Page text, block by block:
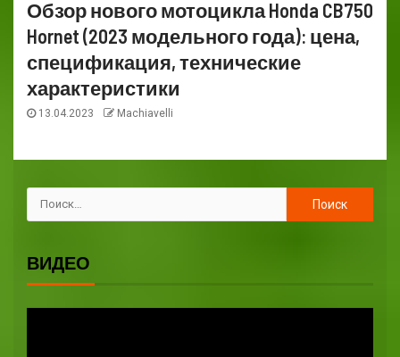
Обзор нового мотоцикла Honda CB750
Hornet (2023 модельного года): цена,
спецификация, технические
характеристики
13.04.2023 Machiavelli
ВИДЕО